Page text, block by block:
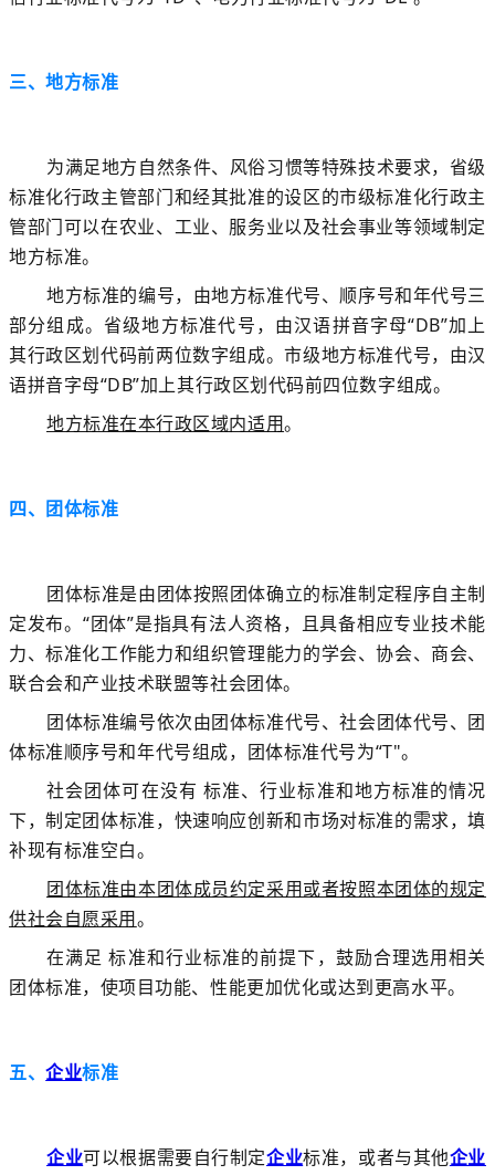
三、地方标准
为满足地方自然条件、风俗习惯等特殊技术要求，省级
标准化行政主管部门和经其批准的设区的市级标准化行政主
管部门可以在农业、工业、服务业以及社会事业等领域制定
地方标准。
地方标准的编号，由地方标准代号、 顺序号和年代号三
部分组成。省级地方标准代号，由汉语拼音字母“DB”加上
其行政区划代码前两位数字组成。市级地方标准代号，由汉
语拼音字母“DB”加上其行政区划代码前四位数字组成。
地方标准在本行政区域内适用。
四、团体标准
团体标准是由团体按照团体确立的标准制定程序自主制
定发布。“团体”是指具有法人资格，且具备相应专业技术能
力、标准化工作能力和组织管理能力的学会、协会、商会、
联合会和产业技术联盟等社会团体。
团体标准编号依次由团体标准代号、社会团体代号、团
体标准顺序号和年代号组成，团体标准代号为“T"。
社会团体可在没有 标准、行业标准和地方标准的情况
下，制定团体标准，快速响应创新和市场对标准的需求，填
补现有标准空白。
团体标准由本团体成员约定采用或者按照本团体的规定
供社会自愿采用。
在满足 标准和行业标准的前提下，鼓励合理选用相关
团体标准，使项目功能、性能更加优化或达到更高水平。
五、企业标准
企业可以根据需要自行制定企业标准，或者与其他企业